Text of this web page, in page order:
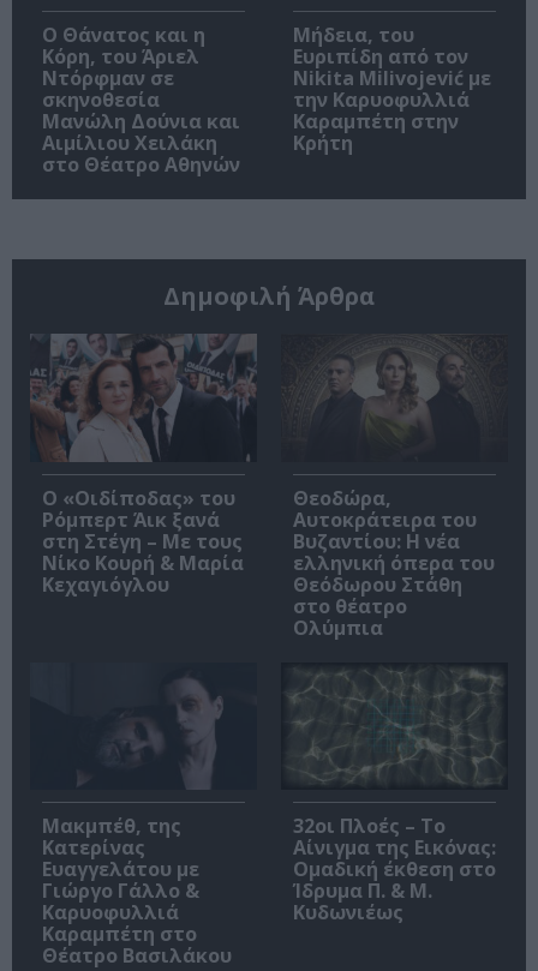
Ο Θάνατος και η
Κόρη, του Άριελ
Ντόρφμαν σε
σκηνοθεσία
Μανώλη Δούνια και
Αιμίλιου Χειλάκη
στο Θέατρο Αθηνών
Μήδεια, του
Ευριπίδη από τον
Nikita Milivojević με
την Καρυοφυλλιά
Καραμπέτη στην
Κρήτη
Δημοφιλή Άρθρα
O «Οιδίποδας» του
Ρόμπερτ Άικ ξανά
στη Στέγη – Με τους
Νίκο Κουρή & Μαρία
Κεχαγιόγλου
Θεοδώρα,
Αυτοκράτειρα του
Βυζαντίου: Η νέα
ελληνική όπερα του
Θεόδωρου Στάθη
στο θέατρο
Ολύμπια
Μακμπέθ, της
Κατερίνας
Ευαγγελάτου με
Γιώργο Γάλλο &
Καρυοφυλλιά
Καραμπέτη στο
Θέατρο Βασιλάκου
32οι Πλοές – Το
Αίνιγμα της Εικόνας:
Ομαδική έκθεση στο
Ίδρυμα Π. & Μ.
Κυδωνιέως